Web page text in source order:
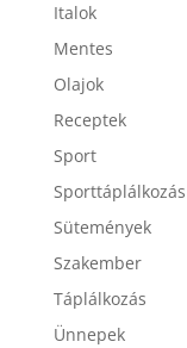
Italok
Mentes
Olajok
Receptek
Sport
Sporttáplálkozás
Sütemények
Szakember
Táplálkozás
Ünnepek